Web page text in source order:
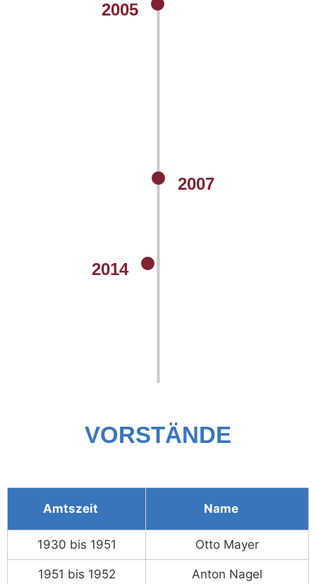
2005
2007
2014
VORSTÄNDE
Amtszeit Name
1930 bis 1951 Otto Mayer
1951 bis 1952 Anton Nagel